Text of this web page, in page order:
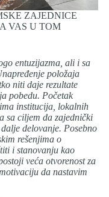
ZAJEDNICE
VAS U TOM
entuzijazma, ali i sa
položaja
niti daje rezultate
pobedu. Početak
institucija, lokalnih
sa ciljem da zajednički
delovanje. Posebno
rešenjima o
i stanovanju kao
veća otvorenost za
da nastavim